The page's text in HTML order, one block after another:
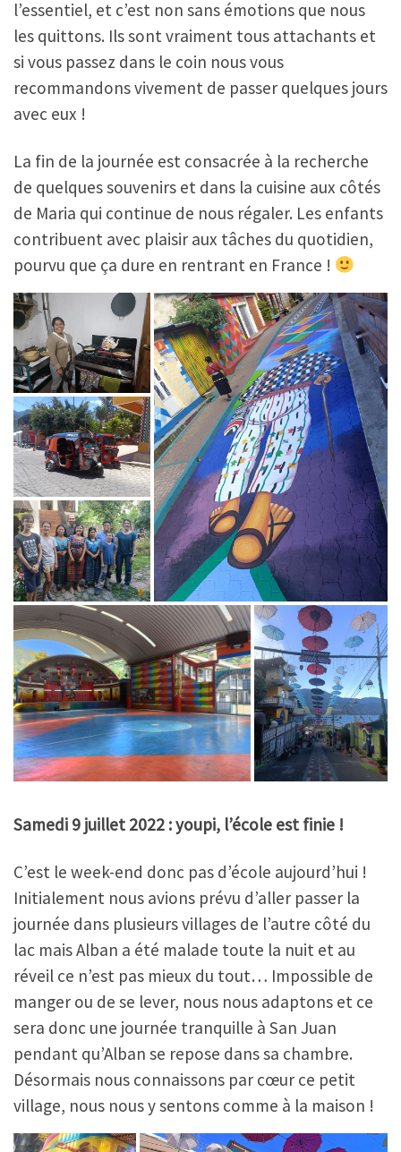
l’essentiel, et c’est non sans émotions que nous
les quittons. Ils sont vraiment tous attachants et
si vous passez dans le coin nous vous
recommandons vivement de passer quelques jours
avec eux !
La fin de la journée est consacrée à la recherche
de quelques souvenirs et dans la cuisine aux côtés
de Maria qui continue de nous régaler. Les enfants
contribuent avec plaisir aux tâches du quotidien,
pourvu que ça dure en rentrant en France !
Samedi 9 juillet 2022 : youpi, l’école est finie !
C’est le week-end donc pas d’école aujourd’hui !
Initialement nous avions prévu d’aller passer la
journée dans plusieurs villages de l’autre côté du
lac mais Alban a été malade toute la nuit et au
réveil ce n’est pas mieux du tout… Impossible de
manger ou de se lever, nous nous adaptons et ce
sera donc une journée tranquille à San Juan
pendant qu’Alban se repose dans sa chambre.
Désormais nous connaissons par cœur ce petit
village, nous nous y sentons comme à la maison !